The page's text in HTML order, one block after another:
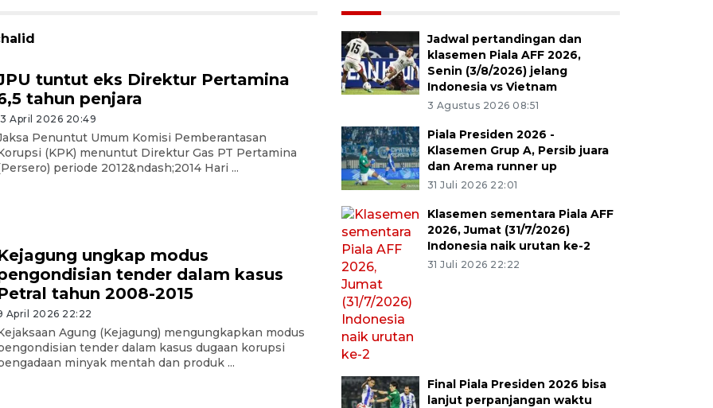
tuntut eks Direktur Pertamina
tahun penjara
April 2026 20:49
Penuntut Umum Komisi Pemberantasan
(KPK) menuntut Direktur Gas PT Pertamina
periode 2012&ndash;2014 Hari ...
ungkap modus
tender dalam kasus
tahun 2008-2015
April 2026 22:22
Agung (Kejagung) mengungkapkan modus
tender dalam kasus dugaan korupsi
minyak mentah dan produk ...
Jadwal pertandingan dan
klasemen Piala AFF 2026,
Senin (3/8/2026) jelang
Indonesia vs Vietnam
3 Agustus 2026 08:51
Piala Presiden 2026 -
Klasemen Grup A, Persib juara
dan Arema runner up
31 Juli 2026 22:01
Klasemen sementara Piala AFF
2026, Jumat (31/7/2026)
Indonesia naik urutan ke-2
31 Juli 2026 22:22
Final Piala Presiden 2026 bisa
lanjut perpanjangan waktu